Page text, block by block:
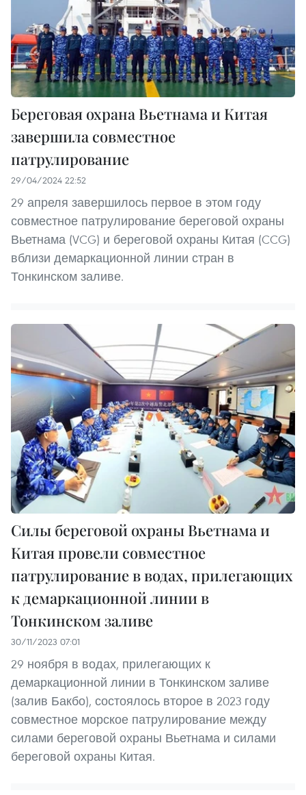
Береговая охрана Вьетнама и Китая
завершила совместное
патрулирование
29/04/2024 22:52
29 апреля завершилось первое в этом году
совместное патрулирование береговой охраны
Вьетнама (VCG) и береговой охраны Китая (CCG)
вблизи демаркационной линии стран в
Тонкинском заливе.
Силы береговой охраны Вьетнама и
Китая провели совместное
патрулирование в водах, прилегающих
к демаркационной линии в
Тонкинском заливе
30/11/2023 07:01
29 ноября в водах, прилегающих к
демаркационной линии в Тонкинском заливе
(залив Бакбо), состоялось второе в 2023 году
совместное морское патрулирование между
силами береговой охраны Вьетнама и силами
береговой охраны Китая.